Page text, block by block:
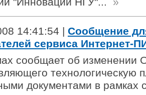
14:41:54 | Сообщение
сервиса Интернет-
сообщает об изменении
технологическую
документами в рамках